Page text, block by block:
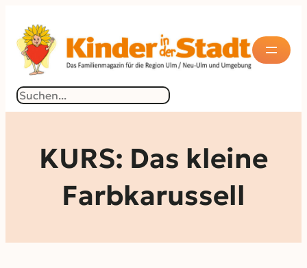
Inhalt
springen
Suchen
KURS: Das kleine
Farbkarussell